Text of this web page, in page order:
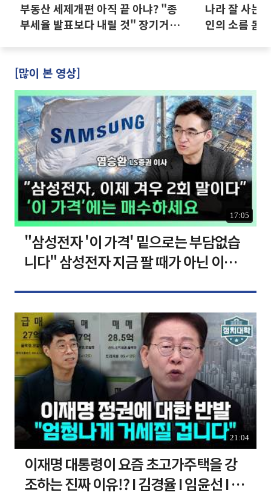
부동산 세제개편 아직 끝 아냐? "종
부세율 발표보다 내릴 것" 장기거주
나라 잘 사는
인의 소름 돋
[많이 본 영상]
17:05
"삼성전자 '이 가격' 밑으로는 부담없습
니다" 삼성전자 지금 팔 때가 아닌 이유
21:04
이재명 대통령이 요즘 초고가주택을 강
조하는 진짜 이유!? I 김경율 I 임윤선 I 정